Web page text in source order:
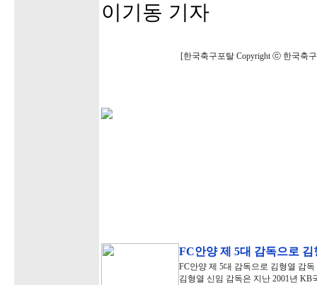
이기동 기자
[한국축구포탈 Copyright ⓒ 한국축
FC안양 제 5대 감독으로
FC안양 제 5대 감독으로 김형열 감
김형열 신임 감독은 지난 2001년